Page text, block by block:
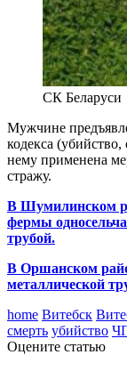
СК Беларуси
Мужчине
кодекса
нему применена
стражу.
В Шумилинском
фермы
трубой.
В Оршанском
металлической
home Витебск
смерть убийство
Оцените статью